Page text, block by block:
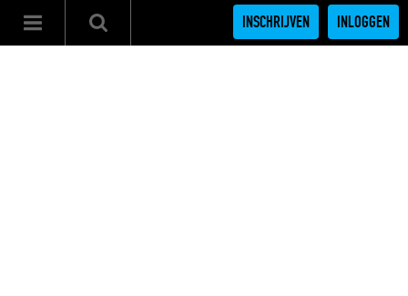
INSCHRIJVEN INLOGGEN